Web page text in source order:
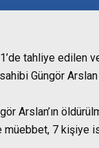
tahliye edilen
Güngör Arslan
Arslan’ın
müebbet, 7 kişiye